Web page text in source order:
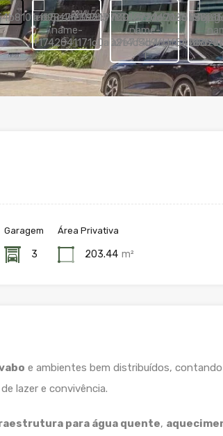
Garagem
3
Área Privativa
203.44 m²
e ambientes bem distribuídos,
lazer e convivência.
para água quente,